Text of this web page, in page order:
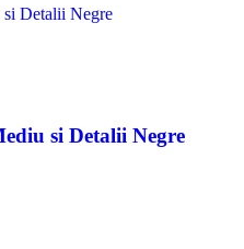
si Detalii Negre